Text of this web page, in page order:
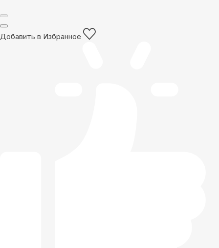
Добавить в Избранное